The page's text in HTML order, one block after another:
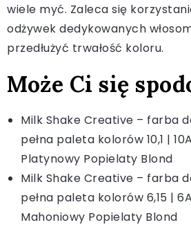
wiele myć. Zaleca się
odżywek dedykowanych
przedłużyć trwałość koloru.
Może Ci się
Milk Shake Creative – farba
pełna paleta kolorów 10,1 |
Platynowy Popielaty Blond
Milk Shake Creative – farba
pełna paleta kolorów 6,15 |
Mahoniowy Popielaty Blond